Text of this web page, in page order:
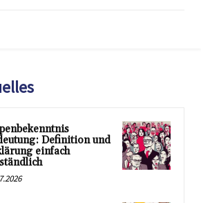
Definition und
einfach